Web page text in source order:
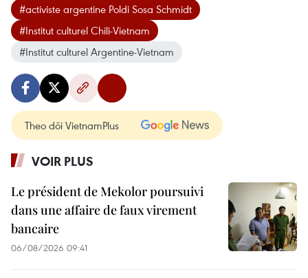
#activiste argentine Poldi Sosa Schmidt
#Institut culturel Chili-Vietnam
#Institut culturel Argentine-Vietnam
Theo dõi VietnamPlus
VOIR PLUS
Le président de Mekolor poursuivi
dans une affaire de faux virement
bancaire
06/08/2026 09:41